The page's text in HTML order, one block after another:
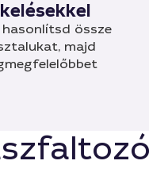
hasonlítsd össze
majd